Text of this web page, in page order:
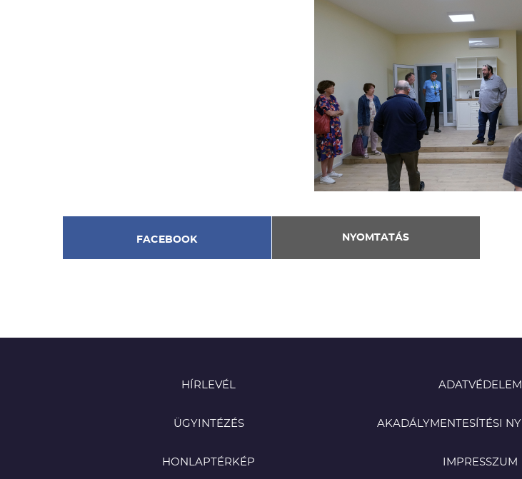
FACEBOOK NYOMTATÁS
HÍRLEVÉL
ÜGYINTÉZÉS
HONLAPTÉRKÉP
ADATVÉDELEM
AKADÁLYMENTESÍTÉSI
IMPRESSZUM